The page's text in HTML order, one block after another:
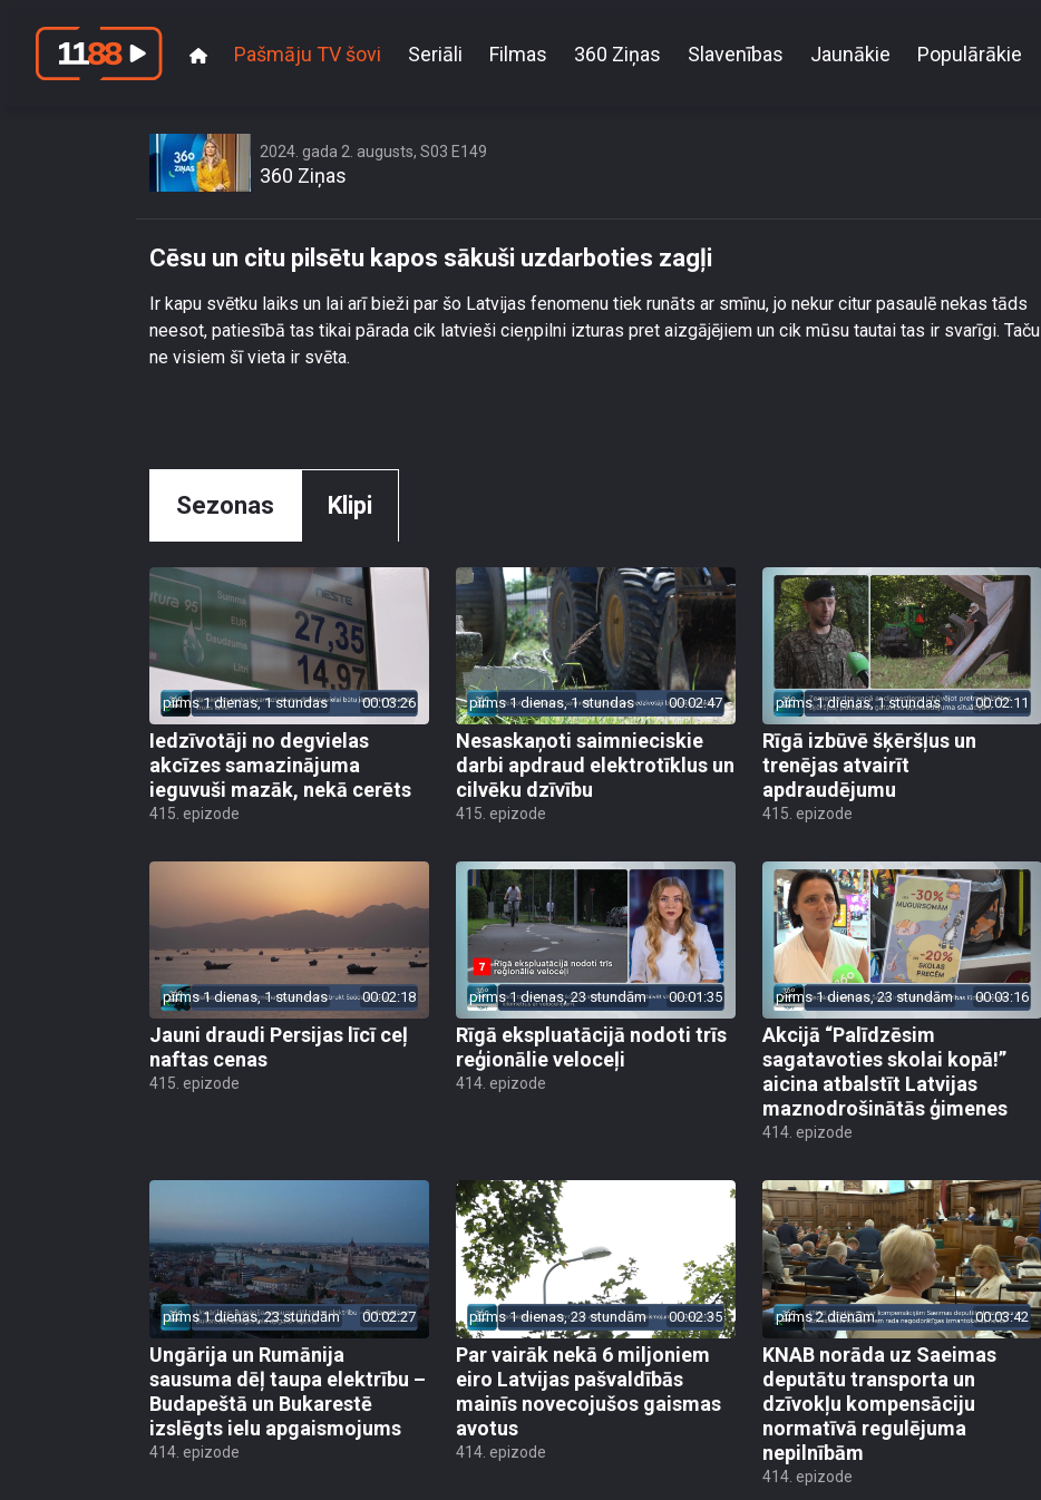
Pašmāju TV šovi Seriāli Filmas 360 Ziņas Slavenības Jaunākie Populārākie
2024. gada 2. augusts, S03 E149
360 Ziņas
Cēsu un citu pilsētu kapos sākuši uzdarboties zagļi
Ir kapu svētku laiks un lai arī bieži par šo Latvijas fenomenu tiek runāts ar smīnu, jo nekur citur pasaulē nekas tāds
neesot, patiesībā tas tikai pārada cik latvieši cieņpilni izturas pret aizgājējiem un cik mūsu tautai tas ir svarīgi. Taču
ne visiem šī vieta ir svēta.
Sezonas Klipi
pirms 1 dienas, 1 stundas 00:03:26
Iedzīvotāji no degvielas
akcīzes samazinājuma
ieguvuši mazāk, nekā cerēts
415. epizode
pirms 1 dienas, 1 stundas 00:02:47
Nesaskaņoti saimnieciskie
darbi apdraud elektrotīklus un
cilvēku dzīvību
415. epizode
pirms 1 dienas, 1 stundas 00:02:11
Rīgā izbūvē šķēršļus un
trenējas atvairīt
apdraudējumu
415. epizode
pirms 1 dienas, 1 stundas 00:02:18
Jauni draudi Persijas līcī ceļ
naftas cenas
415. epizode
pirms 1 dienas, 23 stundām 00:01:35
Rīgā ekspluatācijā nodoti trīs
reģionālie veloceļi
414. epizode
pirms 1 dienas, 23 stundām 00:03:16
Akcijā “Palīdzēsim
sagatavoties skolai kopā!”
aicina atbalstīt Latvijas
maznodrošinātās ģimenes
414. epizode
pirms 1 dienas, 23 stundām 00:02:27
Ungārija un Rumānija
sausuma dēļ taupa elektrību –
Budapeštā un Bukarestē
izslēgts ielu apgaismojums
414. epizode
pirms 1 dienas, 23 stundām 00:02:35
Par vairāk nekā 6 miljoniem
eiro Latvijas pašvaldībās
mainīs novecojušos gaismas
avotus
414. epizode
pirms 2 dienām 00:03:42
KNAB norāda uz Saeimas
deputātu transporta un
dzīvokļu kompensāciju
normatīvā regulējuma
nepilnībām
414. epizode